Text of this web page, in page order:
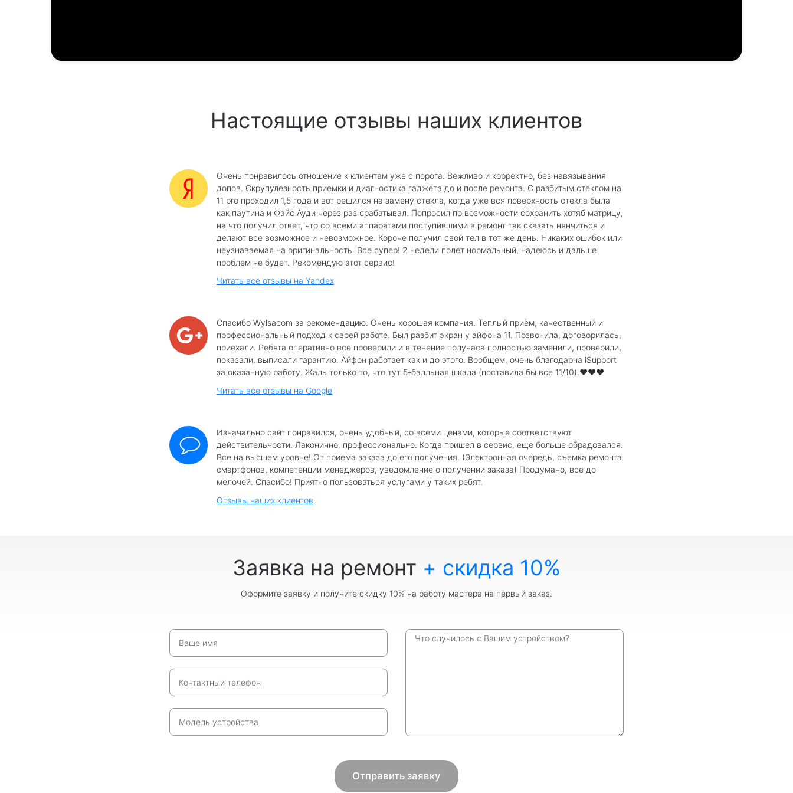
Настоящие отзывы наших клиентов
Очень понравилось отношение к клиентам уже с порога. Вежливо и корректно, без навязывания
допов. Скрупулезность приемки и диагностика гаджета до и после ремонта. С разбитым стеклом на
11 pro проходил 1,5 года и вот решился на замену стекла, когда уже вся поверхность стекла была
как паутина и Фэйс Ауди через раз срабатывал. Попросил по возможности сохранить хотяб матрицу,
на что получил ответ, что со всеми аппаратами поступившими в ремонт так сказать нянчиться и
делают все возможное и невозможное. Короче получил свой тел в тот же день. Никаких ошибок или
неузнаваемая на оригинальность. Все супер! 2 недели полет нормальный, надеюсь и дальше
проблем не будет. Рекомендую этот сервис!
Читать все отзывы на Yandex
Спасибо Wylsacom за рекомендацию. Очень хорошая компания. Тёплый приём, качественный и
профессиональный подход к своей работе. Был разбит экран у айфона 11. Позвонила, договорилась,
приехали. Ребята оперативно все проверили и в течение получаса полностью заменили, проверили,
показали, выписали гарантию. Айфон работает как и до этого. Вообщем, очень благодарна iSupport
за оказанную работу. Жаль только то, что тут 5-балльная шкала (поставила бы все 11/10).❤️❤️❤️
Читать все отзывы на Google
Изначально сайт понравился, очень удобный, со всеми ценами, которые соответствуют
действительности. Лаконично, профессионально. Когда пришел в сервис, еще больше обрадовался.
Все на высшем уровне! От приема заказа до его получения. (Электронная очередь, съемка ремонта
смартфонов, компетенции менеджеров, уведомление о получении заказа) Продумано, все до
мелочей. Спасибо! Приятно пользоваться услугами у таких ребят.
Отзывы наших клиентов
Заявка на ремонт + скидка 10%
Оформите заявку и получите скидку 10% на работу мастера на первый заказ.